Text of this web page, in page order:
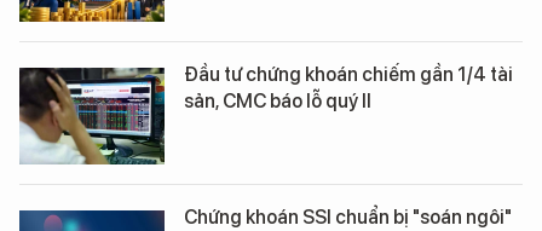
Đầu tư chứng khoán chiếm gần 1/4 tài
sản, CMC báo lỗ quý II
Chứng khoán SSI chuẩn bị "soán ngôi"